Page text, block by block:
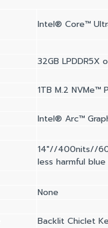
Intel® Core™
32GB LPDDR5X
1TB M.2 NVMe™
Intel® Arc™
14"//400nits//
less harmful
None
Backlit Chiclet